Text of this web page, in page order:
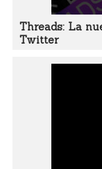
Threads: La
Twitter